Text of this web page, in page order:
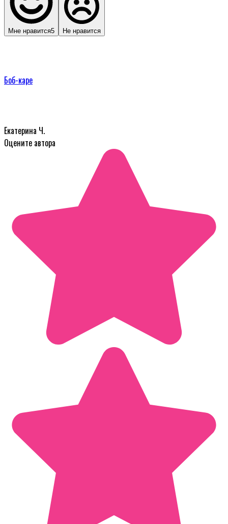
Мне нравится5 Не нравится
Боб-каре
Екатерина Ч.
Оцените автора